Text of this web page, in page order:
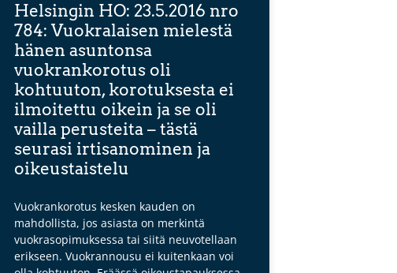
Helsingin HO: 23.5.2016 nro
784: Vuokralaisen mielestä
hänen asuntonsa
vuokrankorotus oli
kohtuuton, korotuksesta ei
ilmoitettu oikein ja se oli
vailla perusteita – tästä
seurasi irtisanominen ja
oikeustaistelu
Vuokrankorotus kesken kauden on
mahdollista, jos asiasta on merkintä
vuokrasopimuksessa tai siitä neuvotellaan
erikseen. Vuokrannousu ei kuitenkaan voi